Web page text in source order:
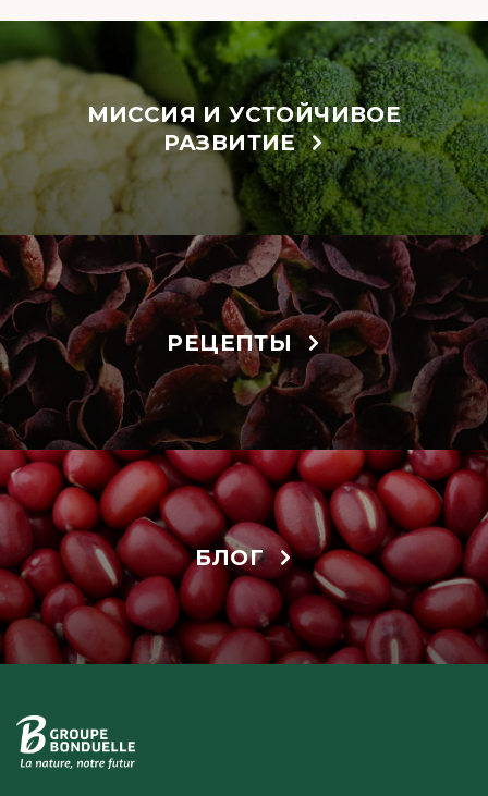
МИССИЯ И УСТОЙЧИВОЕ
РАЗВИТИЕ
РЕЦЕПТЫ
БЛОГ